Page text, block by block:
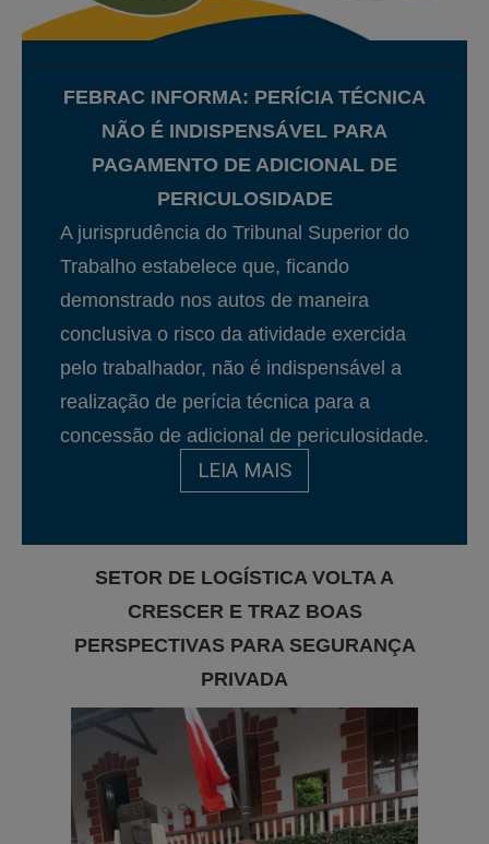
FEBRAC INFORMA: PERÍCIA TÉCNICA
NÃO É INDISPENSÁVEL PARA
PAGAMENTO DE ADICIONAL DE
PERICULOSIDADE
A jurisprudência do Tribunal Superior do
Trabalho estabelece que, ficando
demonstrado nos autos de maneira
conclusiva o risco da atividade exercida
pelo trabalhador, não é indispensável a
realização de perícia técnica para a
concessão de adicional de periculosidade.
LEIA MAIS
SETOR DE LOGÍSTICA VOLTA A
CRESCER E TRAZ BOAS
PERSPECTIVAS PARA SEGURANÇA
PRIVADA